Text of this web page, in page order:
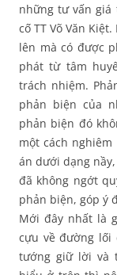
những tư vấn
cố TT Võ Văn
lên mà có được
phát từ tâm
trách nhiệm.
phản biện của
phản biện đó
một cách
án dưới dạng
đã không ngớt
phản biện, góp ý
Mới đây nhất là
cựu về đường
tướng giữ lời và